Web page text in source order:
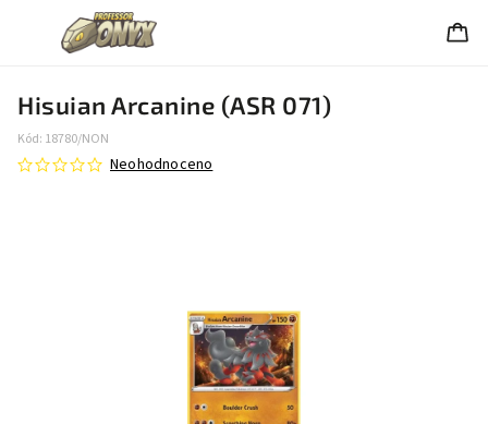
Hisuian Arcanine (ASR 071)
Kód: 18780/NON
Neohodnoceno